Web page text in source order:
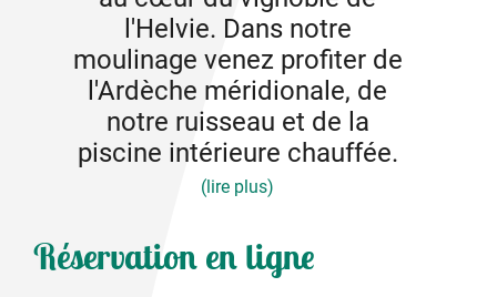
l'Helvie. Dans notre
moulinage venez profiter de
l'Ardèche méridionale, de
notre ruisseau et de la
piscine intérieure chauffée.
(lire plus)
Nous vous accueillons dans nos 3 chambres
d'hôtes d'une surface de 25 à 35 m², chacune avec
vaste sanitaire privatif. Ameublement et décoration
Réservation en ligne